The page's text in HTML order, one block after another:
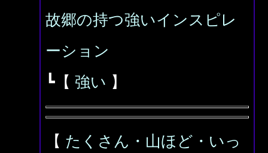
故郷の持つ強いインスピレ
ーション
┗【 強い 】
【 たくさん・山ほど・いっ